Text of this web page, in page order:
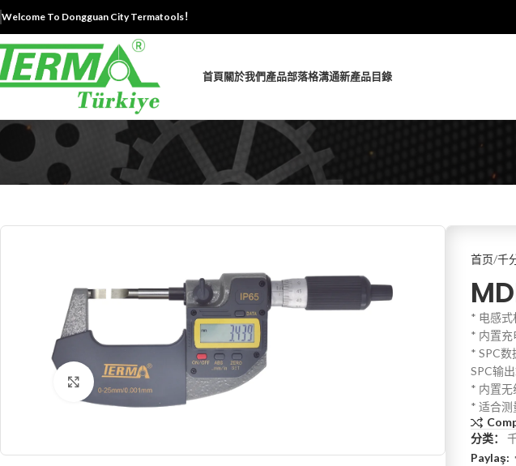
Welcome To Dongguan City Termatools！
首頁關於我們產品部落格溝通新產品目錄
Click to enlarge
首页 千
* 电感式
* 内置充
* SPC数
SPC输
* 内置无
* 适合测
分类：
Paylaş: